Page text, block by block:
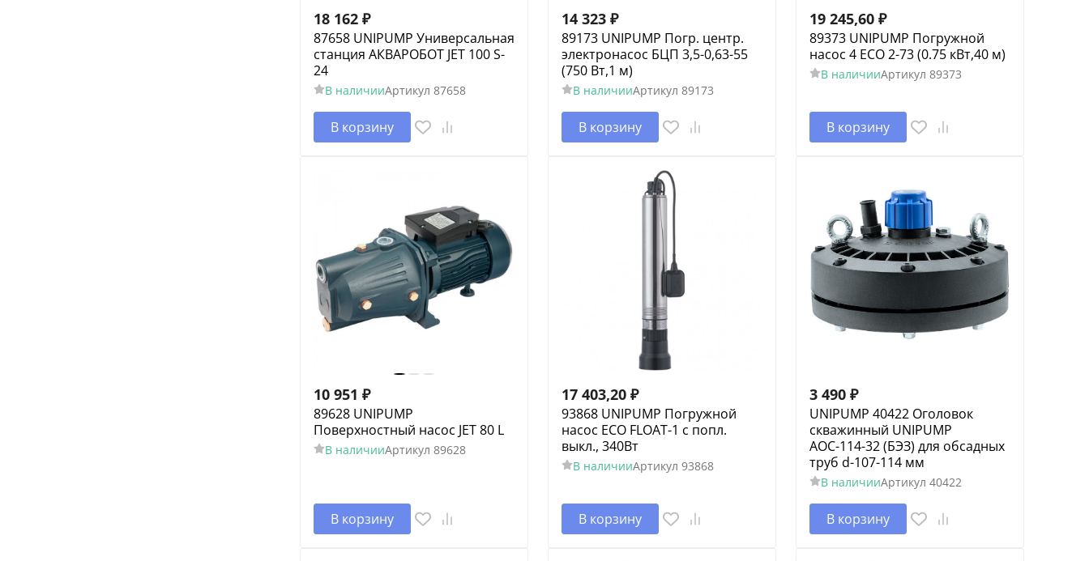
18 162 ₽
87658 UNIPUMP Универсальная
станция АКВАРОБОТ JET 100 S-
24
В наличииАртикул 87658
В корзину
14 323 ₽
89173 UNIPUMP Погр. центр.
электронасос БЦП 3,5-0,63-55
(750 Вт,1 м)
В наличииАртикул 89173
В корзину
19 245,60 ₽
89373 UNIPUMP Погружной
насос 4 ECO 2-73 (0.75 кВт,40 м)
В наличииАртикул 89373
В корзину
10 951 ₽
89628 UNIPUMP
Поверхностный насос JET 80 L
В наличииАртикул 89628
В корзину
17 403,20 ₽
93868 UNIPUMP Погружной
насос ECO FLOAT-1 с попл.
выкл., 340Вт
В наличииАртикул 93868
В корзину
3 490 ₽
UNIPUMP 40422 Оголовок
скважинный UNIPUMP
АОС-114-32 (БЭЗ) для обсадных
труб d-107-114 мм
В наличииАртикул 40422
В корзину